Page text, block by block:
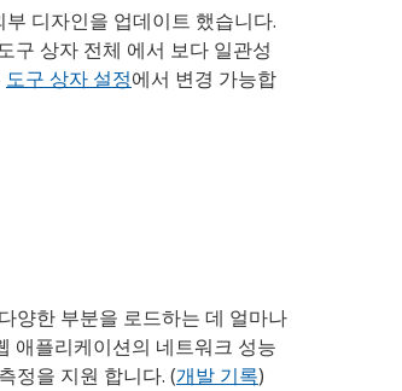
디자인을 업데이트 했습니다.
구 상자 전체 에서 보다 일관성
도구 상자 설정에서 변경 가능합
양한 부분을 로드하는 데 얼마나
애플리케이션의 네트워크 성능
정을 지원 합니다. (개발 기록)